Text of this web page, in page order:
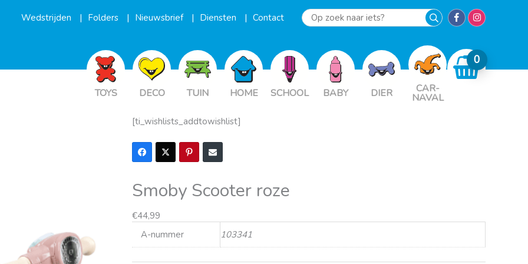
Wedstrijden Folders Nieuwsbrief Diensten Contact
Op
iets?
TOYS DECO TUIN HOME SCHOOL BABY DIER CAR-
NAVAL
[ti_wishlists_addtowishlist]
Smoby Scooter roze
€44,99
A-nummer
103341